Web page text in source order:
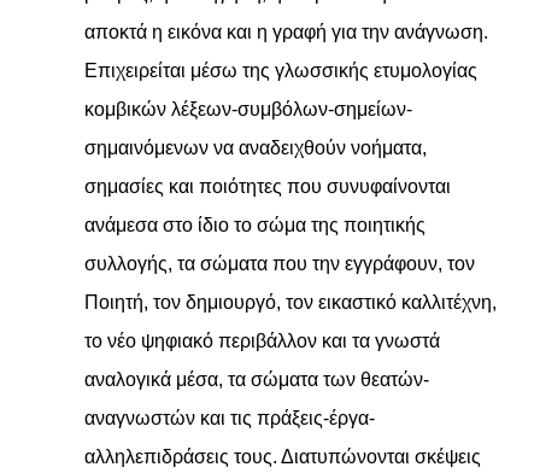
αποκτά η εικόνα και η γραφή για την ανάγνωση.
Επιχειρείται μέσω της γλωσσικής ετυμολογίας
κομβικών λέξεων-συμβόλων-σημείων-
σημαινόμενων να αναδειχθούν νοήματα,
σημασίες και ποιότητες που συνυφαίνονται
ανάμεσα στο ίδιο το σώμα της ποιητικής
συλλογής, τα σώματα που την εγγράφουν, τον
Ποιητή, τον δημιουργό, τον εικαστικό καλλιτέχνη,
το νέο ψηφιακό περιβάλλον και τα γνωστά
αναλογικά μέσα, τα σώματα των θεατών-
αναγνωστών και τις πράξεις-έργα-
αλληλεπιδράσεις τους. Διατυπώνονται σκέψεις